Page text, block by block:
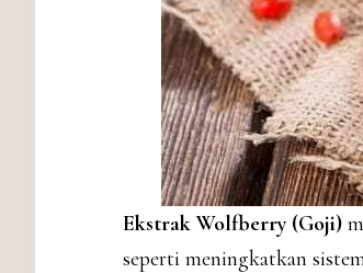
Ekstrak Wolfberry (Goji)
seperti meningkatkan